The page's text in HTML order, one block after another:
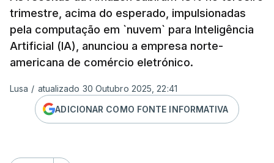
trimestre, acima do esperado, impulsionadas
pela computação em `nuvem` para Inteligência
Artificial (IA), anunciou a empresa norte-
americana de comércio eletrónico.
Lusa / atualizado 30 Outubro 2025, 22:41
ADICIONAR COMO FONTE INFORMATIVA